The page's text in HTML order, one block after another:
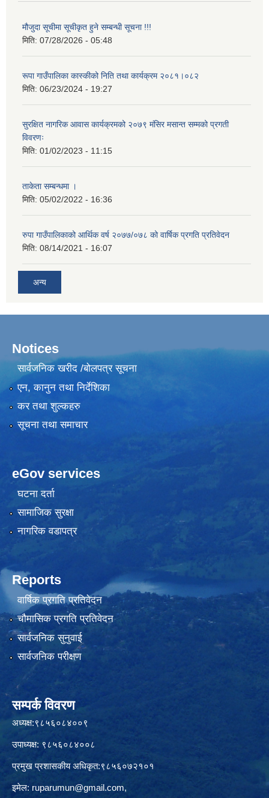
मौजुदा सूचीमा सूचीकृत हुने सम्बन्धी सूचना !!!
मिति: 07/28/2026 - 05:48
रूपा गाउँपालिका कास्कीको निति तथा कार्यक्रम २०८१।०८२
मिति: 06/23/2024 - 19:27
सुरक्षित नागरिक आवास कार्यक्रमको २०७९ मंसिर मसान्त सम्मको प्रगती
विवरणः
मिति: 01/02/2023 - 11:15
ताकेता सम्बन्धमा ।
मिति: 05/02/2022 - 16:36
रुपा गाउँपालिकाको आर्थिक वर्ष २०७७/०७८ को वार्षिक प्रगति प्रतिवेदन
मिति: 08/14/2021 - 16:07
अन्य
Notices
सार्वजनिक खरीद /बोलपत्र सूचना
एन, कानुन तथा निर्देशिका
कर तथा शुल्कहरु
सूचना तथा समाचार
eGov services
घटना दर्ता
सामाजिक सुरक्षा
नागरिक वडापत्र
Reports
वार्षिक प्रगति प्रतिवेदन
चौमासिक प्रगति प्रतिवेदन
सार्वजनिक सुनुवाई
सार्वजनिक परीक्षण
सम्पर्क विवरण
अध्यक्ष:९८५६०८४००९
उपाध्यक्ष: ९८५६०८४००८
प्रमुख प्रशासकीय अधिकृत:९८५६०७२१०१
इमेल: ruparumun@gmail.com,